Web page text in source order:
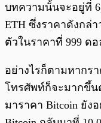
บทความนั้นจะอยู่ที่
ETH ซึ่งราคาดังกล่า
ตัวในราคาที่ 999 ดอ
อย่างไรก็ตามหากร
โทรศัพท์ก็จะมากขึ้น
มาราคา Bitcoin ยัง